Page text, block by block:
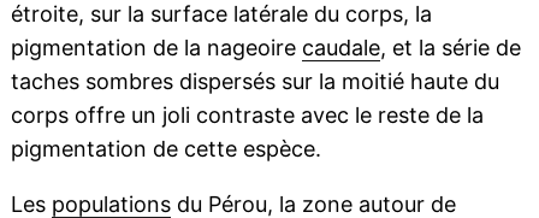
étroite, sur la surface latérale du corps, la
pigmentation de la nageoire caudale, et la série de
taches sombres dispersés sur la moitié haute du
corps offre un joli contraste avec le reste de la
pigmentation de cette espèce.
Les populationsdu Pérou, la zone autour de